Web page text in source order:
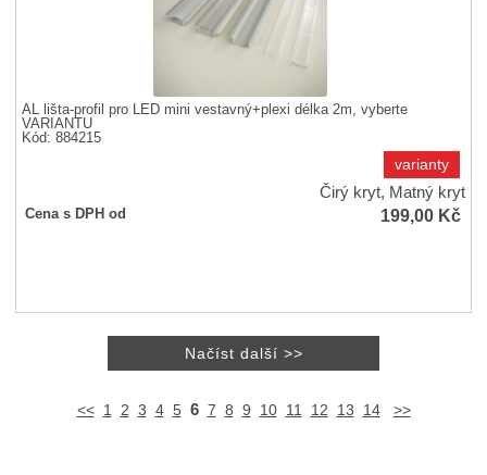
AL lišta-profil pro LED mini vestavný+plexi délka 2m, vyberte
VARIANTU
Kód: 884215
varianty
Čirý kryt, Matný kryt
Cena s DPH od 199,00 Kč
<< 1 2 3 4 5 6 7 8 9 10 11 12 13 14 >>